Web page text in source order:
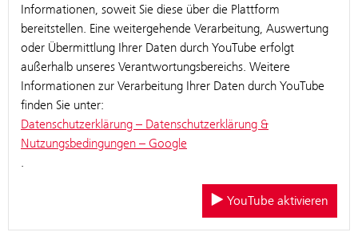
Informationen, soweit Sie diese über die Plattform
bereitstellen. Eine weitergehende Verarbeitung, Auswertung
oder Übermittlung Ihrer Daten durch YouTube erfolgt
außerhalb unseres Verantwortungsbereichs. Weitere
Informationen zur Verarbeitung Ihrer Daten durch YouTube
finden Sie unter:
Datenschutzerklärung – Datenschutzerklärung &
Nutzungsbedingungen – Google
YouTube aktivieren